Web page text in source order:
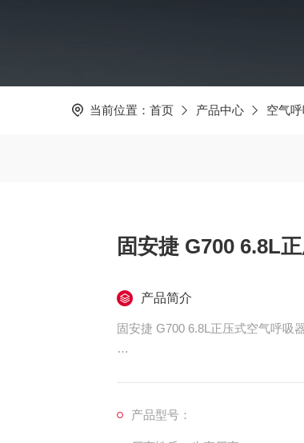
当前位置： 首页 产品中心 空气
固安捷 G700 6.8L
产品简介
固安捷 G700 6.8L正压式空气呼吸
使用前检查
产品型号：